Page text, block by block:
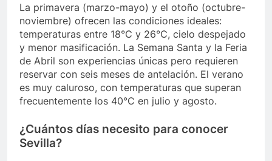
La primavera (marzo-mayo) y el otoño (octubre-
noviembre) ofrecen las condiciones ideales:
temperaturas entre 18°C y 26°C, cielo despejado
y menor masificación. La Semana Santa y la Feria
de Abril son experiencias únicas pero requieren
reservar con seis meses de antelación. El verano
es muy caluroso, con temperaturas que superan
frecuentemente los 40°C en julio y agosto.
¿Cuántos días necesito para conocer
Sevilla?